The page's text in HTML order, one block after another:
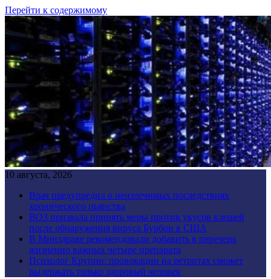
Перейти к содержимому
10 августа, 2026
Врач предупредил о неизлечимых последствиях
хронического пьянства
ВОЗ призвала принять меры против укусов клещей
после обнаружения вируса Бурбон в США
В Минздраве рекомендовали добавить в перечень
жизненно важных четыре препарата
Психолог Крупин: провокации на ретритах сможет
выдержать только здоровый человек